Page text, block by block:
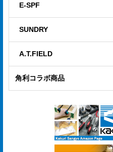
E-SPF
SUNDRY
A.T.FIELD
角利コラボ商品